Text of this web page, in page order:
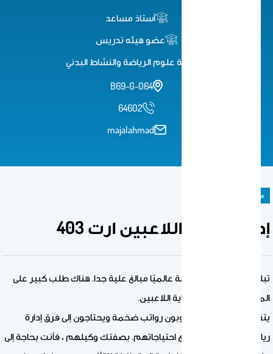
أستاذ مساعد
عضو هيئه تدريس
كلية علوم الرياضة والنشاط البدني
B69-G-064
64602
majalahmad
مادة دراسية
إدارة اعمال اللاعبين ارت 403
تبلغ قيمة صناعة الرياضة عالميًا مبالغ علية جدا. هناك طلب كبير على
المفاوضين المهرة لرعاية اللاعبين.
يتقاضى اللاعبون الموهوبون رواتب ضخمة ويحتاجون إلى فرق إدارة
رياضية عليا لرعاية جميع احتياجاتهم. بصفتك وكيلهم ، فأنت بحاجة إلى